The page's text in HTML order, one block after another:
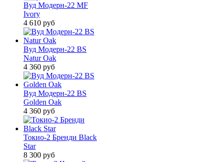
Вуд Модерн-22 MF
Ivory
4 610 руб
Вуд Модерн-22 BS
Natur Oak
4 360 руб
Вуд Модерн-22 BS
Golden Oak
4 360 руб
Токио-2 Бренди Black
Star
8 300 руб